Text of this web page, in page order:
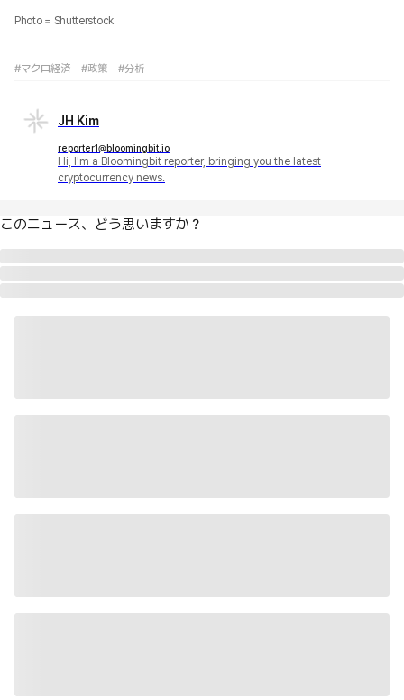
Photo = Shutterstock
#マクロ経済 #政策 #分析
JH Kim
reporter1@bloomingbit.io
Hi, I'm a Bloomingbit reporter, bringing you the latest
cryptocurrency news.
このニュース、どう思いますか？